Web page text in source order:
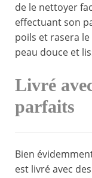
de le nettoyer
effectuant son
poils et rasera
peau douce et
Livré
parfaits
Bien
est livré avec